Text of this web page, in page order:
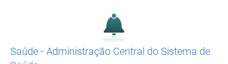
Saúde - Administração Central do Sistema de